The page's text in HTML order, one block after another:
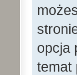
opcja
temat